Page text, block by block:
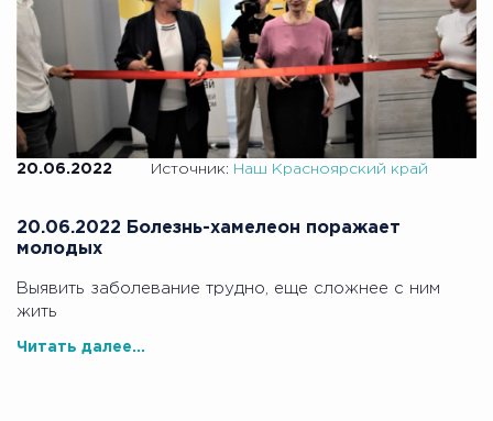
20.06.2022 Источник: Наш Красноярский край
20.06.2022 Болезнь-хамелеон поражает
молодых
Выявить заболевание трудно, еще сложнее с ним
жить
Читать далее...